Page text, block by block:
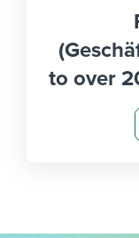
to over